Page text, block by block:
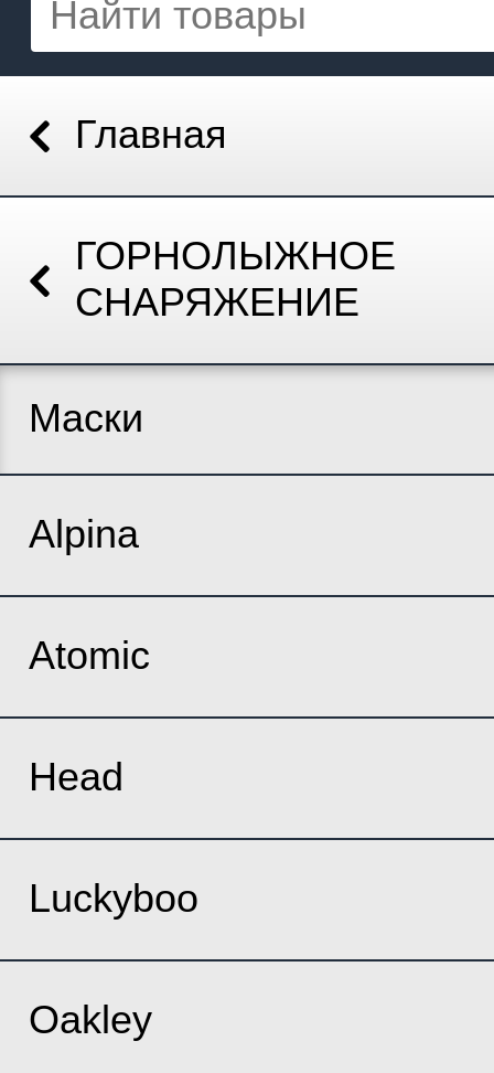
Главная
ГОРНОЛЫЖНОЕ
СНАРЯЖЕНИЕ
Маски
Alpina
Atomic
Head
Luckyboo
Oakley